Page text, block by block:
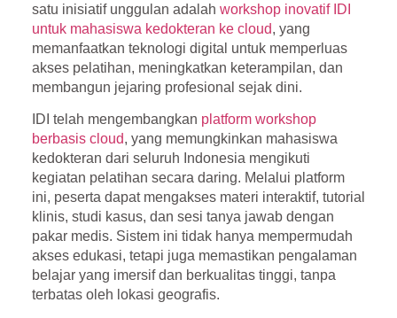
satu inisiatif unggulan adalah workshop inovatif IDI
untuk mahasiswa kedokteran ke cloud, yang
memanfaatkan teknologi digital untuk memperluas
akses pelatihan, meningkatkan keterampilan, dan
membangun jejaring profesional sejak dini.
IDI telah mengembangkan platform workshop
berbasis cloud, yang memungkinkan mahasiswa
kedokteran dari seluruh Indonesia mengikuti
kegiatan pelatihan secara daring. Melalui platform
ini, peserta dapat mengakses materi interaktif, tutorial
klinis, studi kasus, dan sesi tanya jawab dengan
pakar medis. Sistem ini tidak hanya mempermudah
akses edukasi, tetapi juga memastikan pengalaman
belajar yang imersif dan berkualitas tinggi, tanpa
terbatas oleh lokasi geografis.